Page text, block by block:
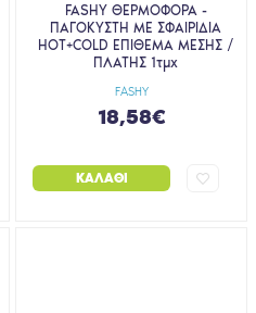
FASHY
FASHY ΘΕΡΜΟΦΟΡΑ -
ΠΑΓΟΚΥΣΤΗ ΜΕ ΣΦΑΙΡΙΔΙΑ
HOT+COLD ΕΠΙΘΕΜΑ ΜΕΣΗΣ /
ΠΛΑΤΗΣ 1τμχ
18,58€
ΚΑΛΆΘΙ